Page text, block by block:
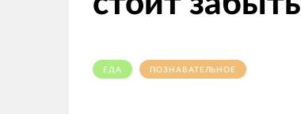
ЕДА ПОЗНАВАТЕЛЬНОЕ